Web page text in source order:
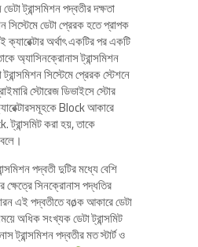
ট্রান্সমিশন পদ্বতীর দক্ষতা
সিস্টেমে ডেটা প্রেরক হতে প্রাপক
ক্যারেক্টার অর্থাৎ একটির পর একটি
অ্যাসিনক্রোনাস ট্রান্সমিশন
সিস্টেমে প্রেরক স্টেশনে
স্টোরেজ ডিভাইসে স্টোর
Block আকারে
ট্রান্সমিট করা হয়, তাকে
পদ্বতী দুটির মধ্যে বেশি
ক্ষেত্রে সিনক্রোনাস পদ্ধতির
এই পদ্বতীতে বøক আকারে ডেটা
অধিক সংখ্যক ডেটা ট্রান্সমিট
ট্রান্সমিশন পদ্বতীর মত স্টার্ট ও